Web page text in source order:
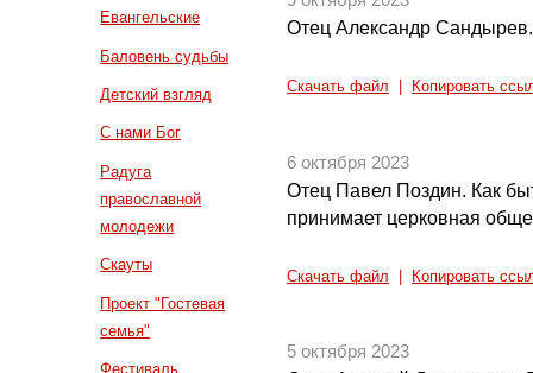
Евангельские
Баловень судьбы
Детский взгляд
С нами Бог
Радуга
православной
молодежи
Скауты
Проект "Гостевая
семья"
Фестиваль
Отец Александр Сандырев.
Скачать файл Копировать
6 октября 2023
Отец Павел Поздин. Как
принимает церковная
Скачать файл Копировать
5 октября 2023